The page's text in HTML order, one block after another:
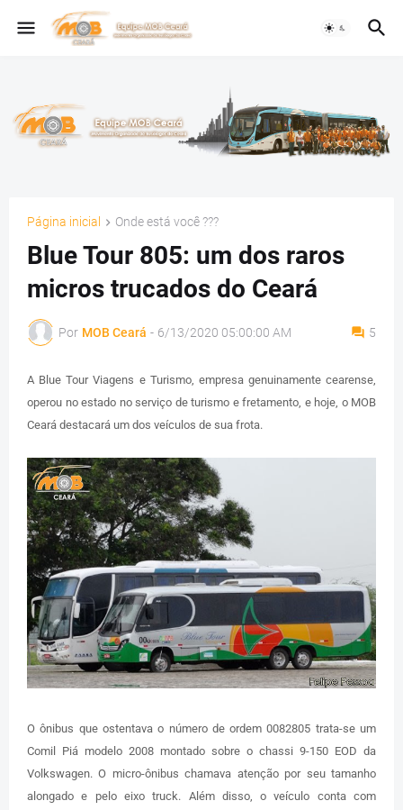
Página inicial Onde está você ???
Blue Tour 805: um dos raros
micros trucados do Ceará
Por MOB Ceará - 6/13/2020 05:00:00 AM 5
A Blue Tour Viagens e Turismo, empresa genuinamente cearense,
operou no estado no serviço de turismo e fretamento, e hoje, o MOB
Ceará destacará um dos veículos de sua frota.
O ônibus que ostentava o número de ordem 0082805 trata-se um
Comil Piá modelo 2008 montado sobre o chassi 9-150 EOD da
Volkswagen. O micro-ônibus chamava atenção por seu tamanho
alongado e pelo eixo truck. Além disso, o veículo conta com